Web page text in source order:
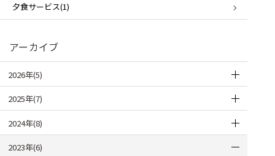
夕食サービス(1)
アーカイブ
2026年(5)
2025年(7)
2024年(8)
2023年(6)